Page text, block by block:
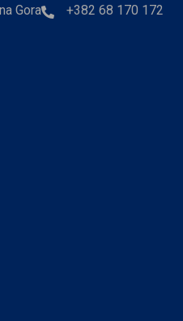
Gora +382 68 170 172